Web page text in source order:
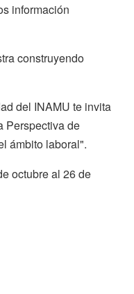
información
construyendo
del INAMU te invita
Perspectiva de
ámbito laboral".
octubre al 26 de